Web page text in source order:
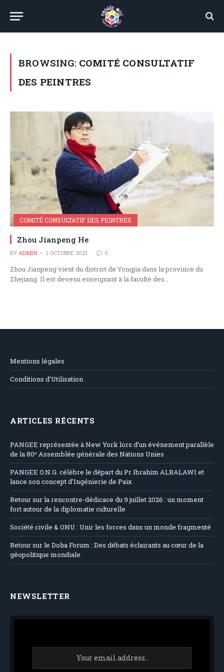
BROWSING: COMITÉ CONSULTATIF
DES PEINTRES
COMITÉ CONSULTATIF DES PEINTRES
Zhou Jianpeng He
BY ADMIN 1 OCTOBRE 2021 0
Zhou Jianpeng vient du district de Yongjia dans la province du
Zhejiang. Il est devenu enseignant à la faculté des…
Mentions légales
Conditions d’Utilisation
ARTICLES RÉCENTS
PANGEE représentée à New York lors d’un événement parallèle
de la 80ᵉ Assemblée générale des Nations Unies
PANGEE O.N.G. célèbre le départ du Pr Ibrahim ALBALAWI et
lance son concept d’Ingénierie de Paix
Retour sur la rencontre-dédicace du 9 juillet 2026 : un moment
fort autour de la diplomatie culturelle
Société civile & ONU : Unir les forces dans un monde fragmenté
Retour sur le Doha Forum : Des débats éclairants au cœur de la
géopolitique mondiale
NEWSLETTER